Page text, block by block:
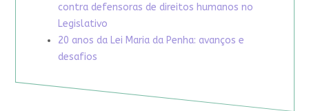
contra defensoras de direitos humanos no
Legislativo
20 anos da Lei Maria da Penha: avanços e
desafios